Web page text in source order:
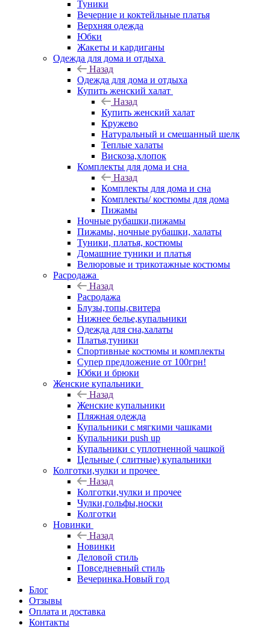
Туники
Вечерние и коктейльные платья
Верхняя одежда
Юбки
Жакеты и кардиганы
Одежда для дома и отдыха
Назад
Одежда для дома и отдыха
Купить женский халат
Назад
Купить женский халат
Кружево
Натуральный и смешанный шелк
Теплые халаты
Вискоза,хлопок
Комплекты для дома и сна
Назад
Комплекты для дома и сна
Комплекты/ костюмы для дома
Пижамы
Ночные рубашки,пижамы
Пижамы, ночные рубашки, халаты
Туники, платья, костюмы
Домашние туники и платья
Велюровые и трикотажные костюмы
Расродажа
Назад
Расродажа
Блузы,топы,свитера
Нижнее белье,купальники
Одежда для сна,халаты
Платья,туники
Спортивные костюмы и комплекты
Супер предложение от 100грн!
Юбки и брюки
Женские купальники
Назад
Женские купальники
Пляжная одежда
Купальники с мягкими чашками
Купальники push up
Купальники с уплотненной чашкой
Цельные ( слитные) купальники
Колготки,чулки и прочее
Назад
Колготки,чулки и прочее
Чулки,гольфы,носки
Колготки
Новинки
Назад
Новинки
Деловой стиль
Повседневный стиль
Вечеринка.Новый год
Блог
Отзывы
Оплата и доставка
Контакты